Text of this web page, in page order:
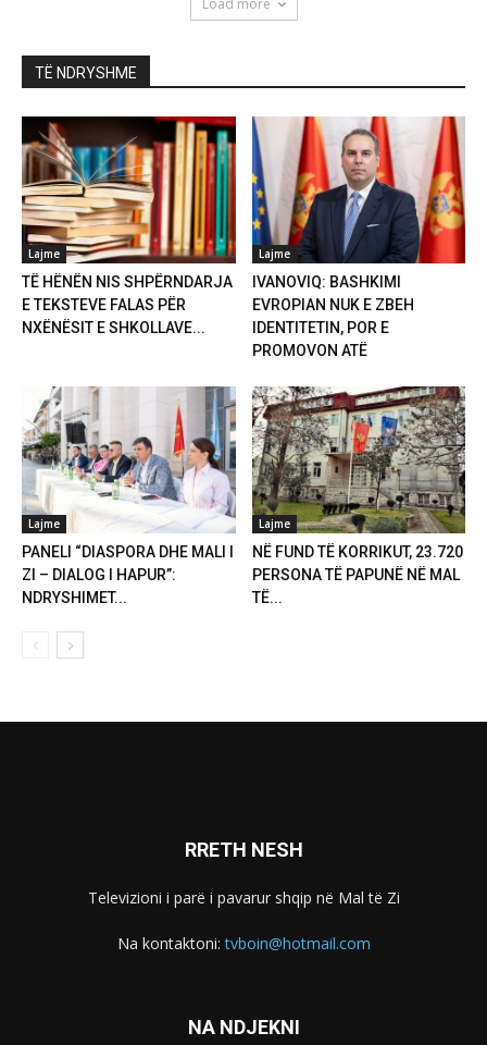
Load more
TË NDRYSHME
Lajme
TË HËNËN NIS SHPËRNDARJA
E TEKSTEVE FALAS PËR
NXËNËSIT E SHKOLLAVE...
Lajme
IVANOVIQ: BASHKIMI
EVROPIAN NUK E ZBEH
IDENTITETIN, POR E
PROMOVON ATË
Lajme
PANELI “DIASPORA DHE MALI I
ZI – DIALOG I HAPUR”:
NDRYSHIMET...
Lajme
NË FUND TË KORRIKUT, 23.720
PERSONA TË PAPUNË NË MAL
TË...
RRETH NESH
Televizioni i parë i pavarur shqip në Mal të Zi
Na kontaktoni:tvboin@hotmail.com
NA NDJEKNI